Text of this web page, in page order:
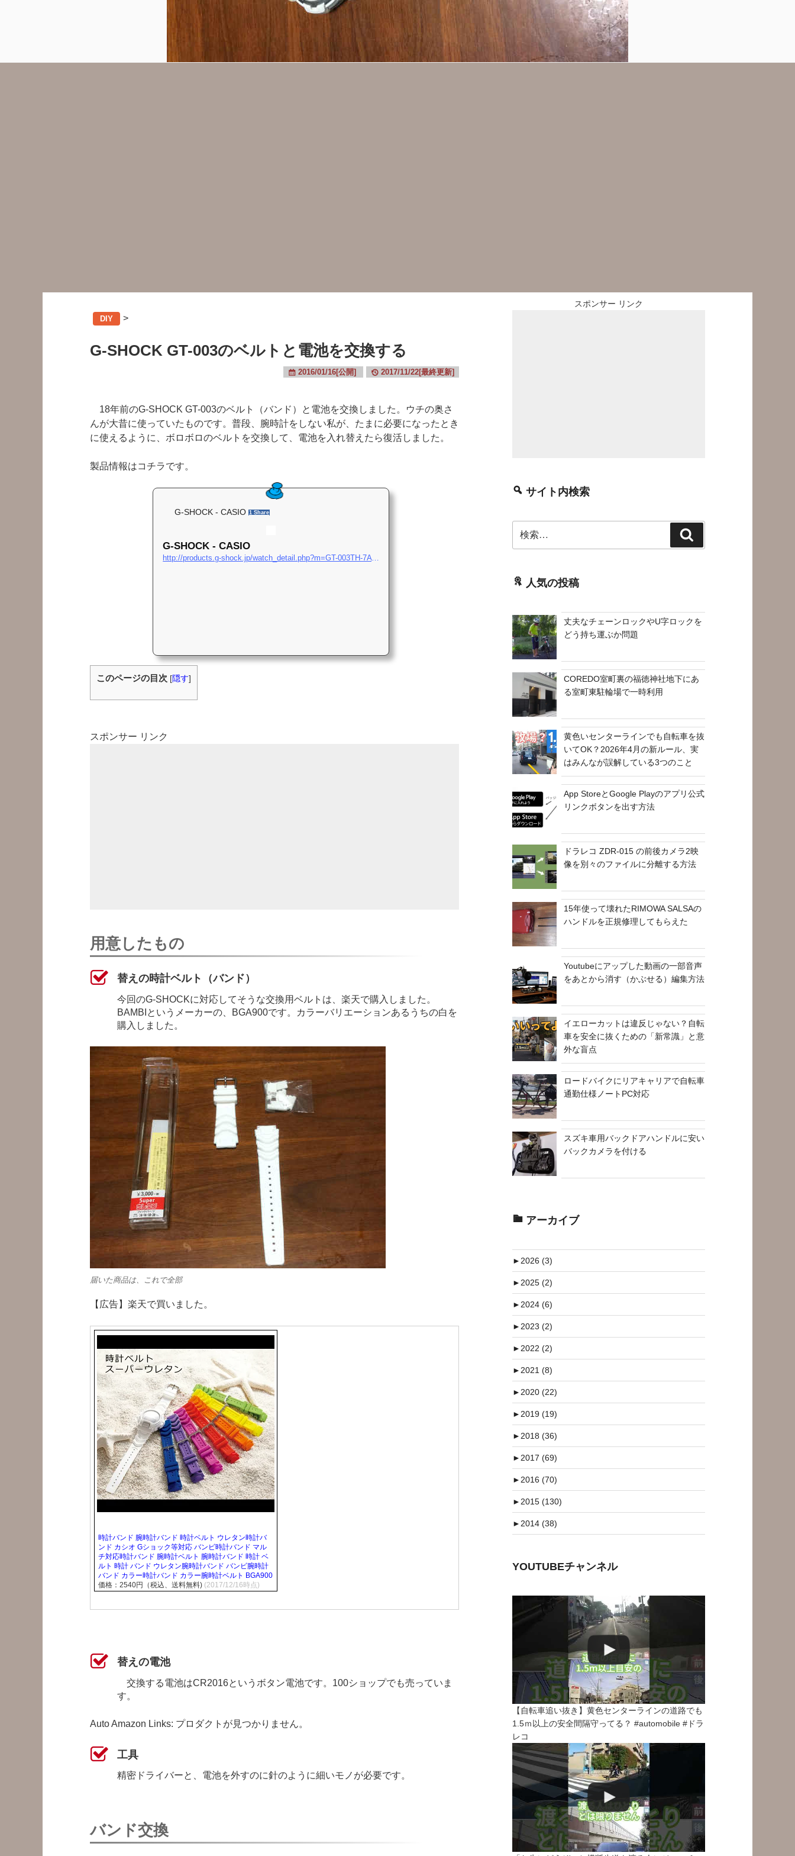
DIY >
G-SHOCK GT-003のベルトと電池を交換する
2016/01/16[公開] 2017/11/22[最終更新]
18年前のG-SHOCK GT-003のベルト（バンド）と電池を交換しました。ウチの奥さ
んが大昔に使っていたものです。普段、腕時計をしない私が、たまに必要になったとき
に使えるように、ボロボロのベルトを交換して、電池を入れ替えたら復活しました。
製品情報はコチラです。
G-SHOCK - CASIO 1 Share
G-SHOCK - CASIO
http://products.g-shock.jp/watch_detail.php?m=GT-003TH-7AT&#038;n=388
このページの目次 [隠す]
スポンサー リンク
用意したもの
替えの時計ベルト（バンド）
今回のG-SHOCKに対応してそうな交換用ベルトは、楽天で購入しました。
BAMBIというメーカーの、BGA900です。カラーバリエーションあるうちの白を
購入しました。
届いた商品は、これで全部
【広告】楽天で買いました。
時計バンド 腕時計バンド 時計ベルト ウレタン時計バ
ンド カシオ Gショック等対応 バンビ時計バンド マル
チ対応時計バンド 腕時計ベルト 腕時計バンド 時計 ベ
ルト 時計 バンド ウレタン腕時計バンド バンビ腕時計
バンド カラー時計バンド カラー腕時計ベルト BGA900
価格：2540円（税込、送料無料) (2017/12/16時点)
替えの電池
交換する電池はCR2016というボタン電池です。100ショップでも売っていま
す。
Auto Amazon Links: プロダクトが見つかりません。
工具
精密ドライバーと、電池を外すのに針のように細いモノが必要です。
バンド交換
スポンサー リンク
サイト内検索
索:
索
人気の投稿
丈夫なチェーンロックやU字ロックを
どう持ち運ぶか問題
COREDO室町裏の福徳神社地下にあ
る室町東駐輪場で一時利用
黄色いセンターラインでも自転車を抜
いてOK？2026年4月の新ルール、実
はみんなが誤解している3つのこと
App StoreとGoogle Playのアプリ公式
リンクボタンを出す方法
ドラレコ ZDR-015 の前後カメラ2映
像を別々のファイルに分離する方法
15年使って壊れたRIMOWA SALSAの
ハンドルを正規修理してもらえた
Youtubeにアップした動画の一部音声
をあとから消す（かぶせる）編集方法
イエローカットは違反じゃない？自転
車を安全に抜くための「新常識」と意
外な盲点
ロードバイクにリアキャリアで自転車
通勤仕様ノートPC対応
スズキ車用バックドアハンドルに安い
バックカメラを付ける
アーカイブ
►2026 (3)
►2025 (2)
►2024 (6)
►2023 (2)
►2022 (2)
►2021 (8)
►2020 (22)
►2019 (19)
►2018 (36)
►2017 (69)
►2016 (70)
►2015 (130)
►2014 (38)
YOUTUBEチャンネル
【自転車追い抜き】黄色センターラインの道路でも
1.5ｍ以上の安全間隔守ってる？ #automobile #ドラ
レコ